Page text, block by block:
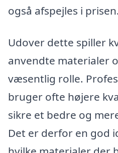
også afspejles i prisen.
Udover dette spiller
anvendte materialer
væsentlig rolle.
bruger ofte højere
sikre et bedre og
Det er derfor en god